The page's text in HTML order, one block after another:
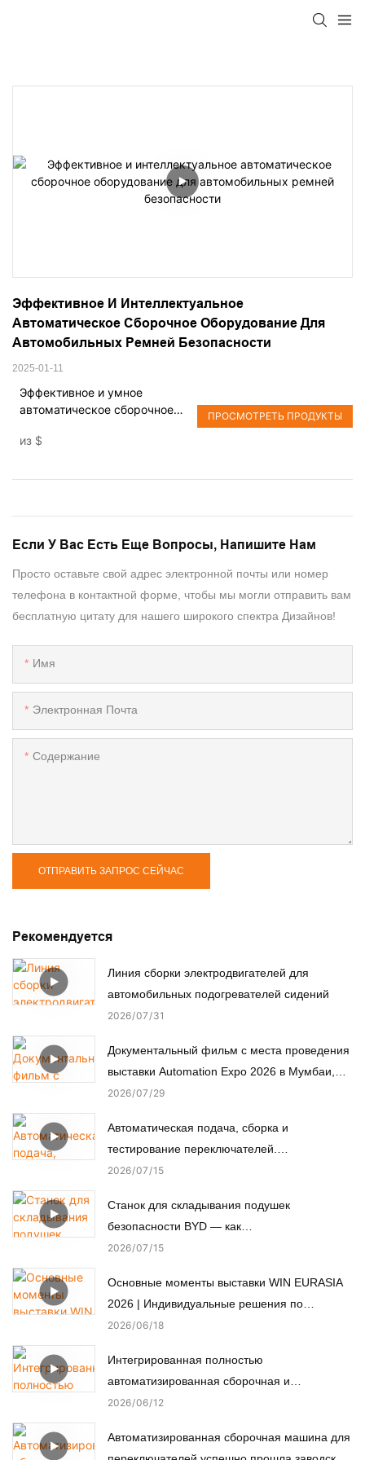
Эффективное И Интеллектуальное
Автоматическое Сборочное Оборудование Для
Автомобильных Ремней Безопасности
2025-01-11
Эффективное и умное
автоматическое сборочное
автомобильных ремней
из $
ПРОСМОТРЕТЬ ПРОДУКТЫ
Если У Вас Есть Еще Вопросы, Напишите Нам
Просто оставьте свой адрес электронной почты или номер
телефона в контактной форме, чтобы мы могли отправить вам
бесплатную цитату для нашего широкого спектра Дизайнов!
Имя
Электронная Почта
Содержание
ОТПРАВИТЬ ЗАПРОС СЕЙЧАС
Рекомендуется
Линия сборки электродвигателей для
автомобильных подогревателей сидений
2026 07 31
Документальный фильм с места проведения
выставки Automation Expo 2026 в Мумбаи,
Индия.
2026 07 29
Автоматическая подача, сборка и
тестирование переключателей.
Автоматизированная сборочная машина.
2026 07 15
Станок для складывания подушек
безопасности BYD — как
автоматизированное производство
2026 07 15
Основные моменты выставки WIN EURASIA
2026 | Индивидуальные решения по
автоматизации для электроники,
промышленности
2026 06 18
Интегрированная полностью
автоматизированная сборочная и
испытательная линия для нестандартных
2026 06 12
Автоматизированная сборочная машина для